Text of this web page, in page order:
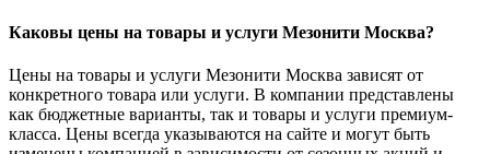
Каковы цены на товары и услуги Мезонити Москва?
Цены на товары и услуги Мезонити Москва зависят от
конкретного товара или услуги. В компании представлены
как бюджетные варианты, так и товары и услуги премиум-
класса. Цены всегда указываются на сайте и могут быть